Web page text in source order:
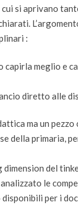
si aprivano
:
meglio e
diretto alle
ma un
della primaria,
del
le
per i